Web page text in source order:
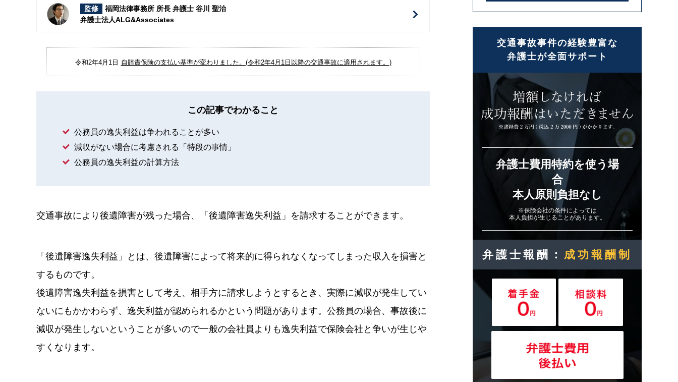
監修
福岡法律事務所 所長 弁護士 谷川 聖治
弁護士法人ALG&Associates
令和2年4月1日 自賠責保険の支払い基準が変わりました。(令和2年4月1日以降の交通事故に適用されます。)
この記事でわかること
公務員の逸失利益は争われることが多い
減収がない場合に考慮される「特段の事情」
公務員の逸失利益の計算方法
交通事故により後遺障害が残った場合、「後遺障害逸失利益」を請求することができます。
「後遺障害逸失利益」とは、後遺障害によって将来的に得られなくなってしまった収入を損害と
するものです。
後遺障害逸失利益を損害として考え、相手方に請求しようとするとき、実際に減収が発生してい
ないにもかかわらず、逸失利益が認められるかという問題があります。公務員の場合、事故後に
減収が発生しないということが多いので一般の会社員よりも逸失利益で保険会社と争いが生じや
すくなります。
交通事故事件の経験豊富な
弁護士が全面サポート
弁護士費用特約を使う場
合
本人原則負担なし
※保険会社の条件によっては
本人負担が生じることがあります。
弁護士報酬： 成功報酬制